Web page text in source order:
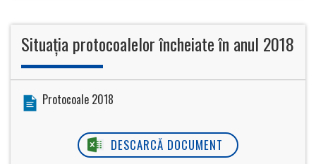
Situația protocoalelor încheiate în anul 2018
Protocoale 2018
DESCARCĂ DOCUMENT